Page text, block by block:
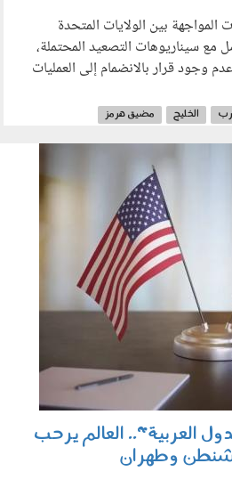
بين الولايات المتحدة
مع سيناريوهات التصعيد المحتملة،
وجود قرار بالانضمام إلى العمليات
الخليج
مضيق هرمز
العربية".. العالم يرحب
وطهران